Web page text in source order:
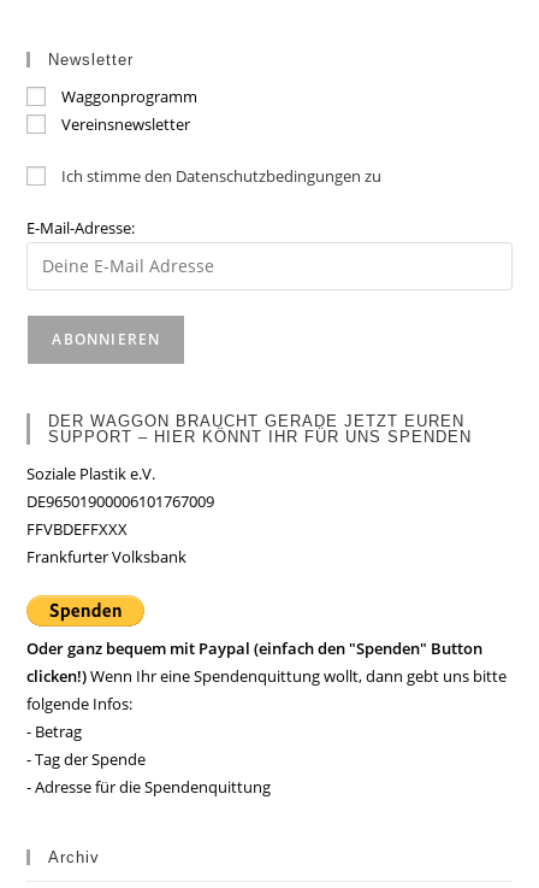
Newsletter
Waggonprogramm
Vereinsnewsletter
Ich stimme den Datenschutzbedingungen zu
E-Mail-Adresse:
DER WAGGON BRAUCHT GERADE JETZT EUREN
SUPPORT – HIER KÖNNT IHR FÜR UNS SPENDEN
Soziale Plastik e.V.
DE96501900006101767009
FFVBDEFFXXX
Frankfurter Volksbank
Oder ganz bequem mit Paypal (einfach den "Spenden" Button
clicken!)Wenn Ihr eine Spendenquittung wollt, dann gebt uns bitte
folgende Infos:
- Betrag
- Tag der Spende
- Adresse für die Spendenquittung
Archiv